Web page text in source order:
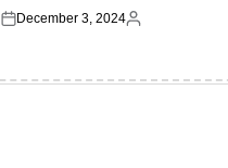
Posted
December 3, 2024
Posted